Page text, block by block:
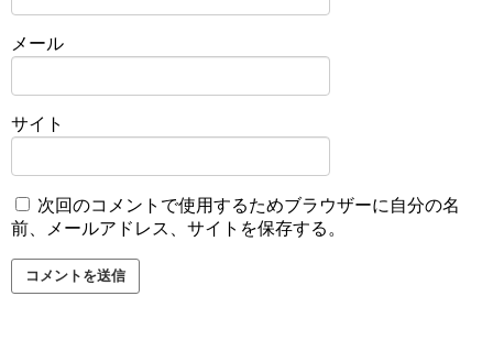
メール
サイト
次回のコメントで使用するためブラウザーに自分の名
前、メールアドレス、サイトを保存する。